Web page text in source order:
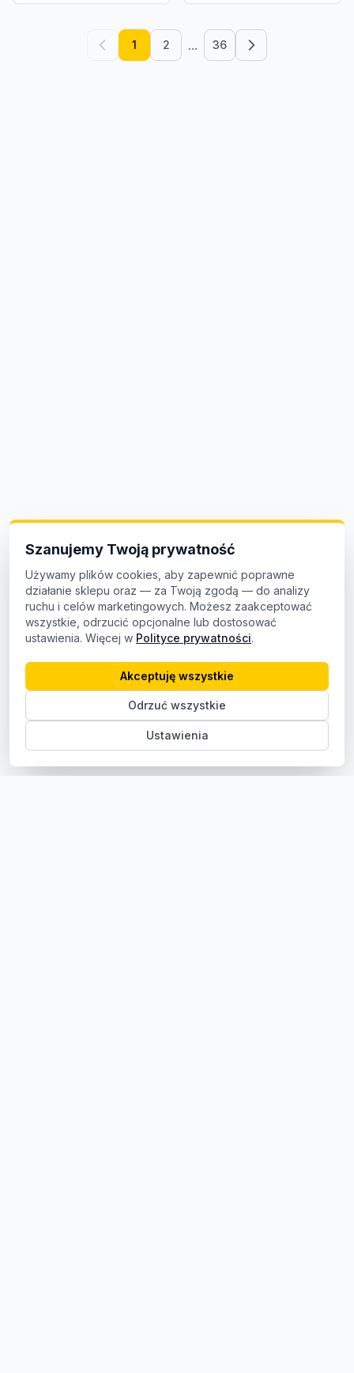
1 2 ... 36
Szanujemy Twoją prywatność
Używamy plików cookies, aby zapewnić poprawne
działanie sklepu oraz — za Twoją zgodą — do analizy
ruchu i celów marketingowych. Możesz zaakceptować
wszystkie, odrzucić opcjonalne lub dostosować
ustawienia. Więcej w Polityce prywatności.
Ustawienia
Odrzuć wszystkie
Akceptuję wszystkie